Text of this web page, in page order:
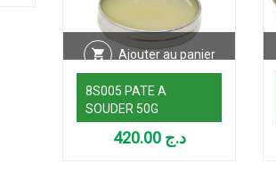
Ajouter au panier
8S005 PATE A
SOUDER 50G
د.ج 420.00